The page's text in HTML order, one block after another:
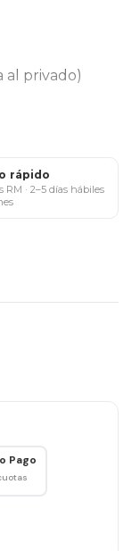
al privado)
combina
rápido
RM · 2–5 días hábiles
Pago